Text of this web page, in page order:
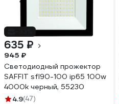
635 ₽
945 ₽
Светодиодный прожектор
SAFFIT sfl90-100 ip65 100w
4000k черный, 55230
4.9(47)